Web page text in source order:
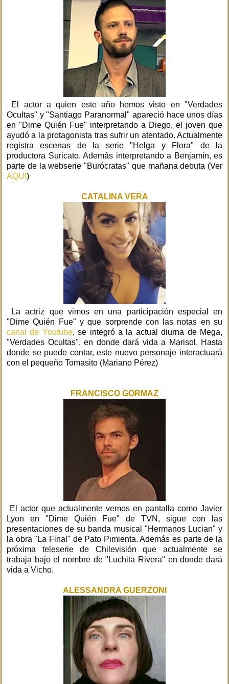
El actor a quien este año hemos visto en "Verdades
Ocultas" y "Santiago Paranormal" apareció hace unos días
en "Dime Quién Fue" interpretando a Diego, el joven que
ayudó a la protagonista tras sufrir un atentado. Actualmente
registra escenas de la serie "Helga y Flora" de la
productora Suricato. Además interpretando a Benjamín, es
parte de la webserie "Burócratas" que mañana debuta (Ver
AQUÍ )
CATALINA VERA
La actriz que vimos en una participación especial en
"Dime Quién Fue" y que sorprende con las notas en su
canal de Youtube, se integró a la actual diurna de Mega,
"Verdades Ocultas", en donde dará vida a Marisol. Hasta
donde se puede contar, este nuevo personaje interactuará
con el pequeño Tomasito (Mariano Pérez)
FRANCISCO GORMAZ
El actor que actualmente vemos en pantalla como Javier
Lyon en "Dime Quién Fue" de TVN, sigue con las
presentaciones de su banda musical "Hermanos Lucian" y
la obra "La Final" de Pato Pimienta. Además es parte de la
próxima teleserie de Chilevisión que actualmente se
trabaja bajo el nombre de "Luchita Rivera" en donde dará
vida a Vicho.
ALESSANDRA GUERZONI